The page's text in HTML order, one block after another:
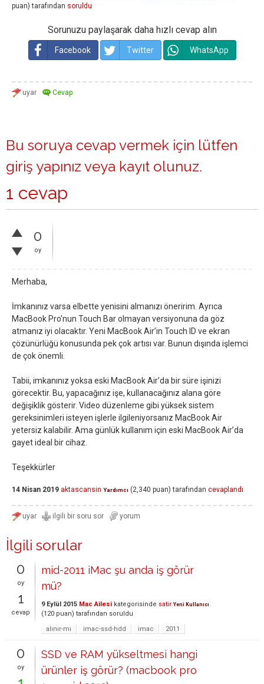
puan) tarafından soruldu
Sorunuzu paylaşarak daha hızlı cevap alın
Facebook Twitter WhatsApp
Bu soruya cevap vermek için lütfen
giriş yapınız veya kayıt olunuz.
1 cevap
0
oy
Merhaba,
İmkanınız varsa elbette yenisini almanızı öneririm. Ayrıca
MacBook Pro’nun Touch Bar olmayan versiyonuna da göz
atmanız iyi olacaktır. Yeni MacBook Air’in Touch ID ve ekran
çözünürlüğü konusunda pek çok artısı var. Bunun dışında işlemci
de çok önemli.
Tabii, imkanınız yoksa eski MacBook Air’da bir süre işinizi
görecektir. Bu, yapacağınız işe, kullanacağınız alana göre
değişiklik gösterir. Video düzenleme gibi yüksek sistem
gereksinimleri isteyen işlerle ilgileniyorsanız MacBook Air
yetersiz kalabilir. Ama günlük kullanım için eski MacBook Air’da
gayet ideal bir cihaz.
Teşekkürler
14 Nisan 2019 aktascansin Yardımcı (2,340 puan) tarafından cevaplandı
İlgili sorular
0
oy
1
cevap
mid-2011 iMac şu anda iş görür
mü?
9 Eylül 2015 Mac Ailesi kategorisinde satir Yeni Kullanıcı
(120 puan) tarafından soruldu
alınır-mı
imac-ssd-hdd imac 2011
0
oy
SSD ve RAM yükseltmesi hangi
ürünler iş görür? (macbook pro